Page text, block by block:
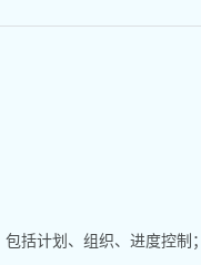
括计划、组织、进度控制；